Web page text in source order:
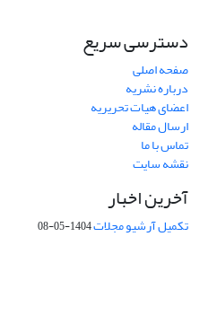
دسترسی سریع
صفحه اصلی
درباره نشریه
اعضای هیات تحریریه
ارسال مقاله
تماس با ما
نقشه سایت
آخرین اخبار
تکمیل آرشیو مجلات1404-05-08